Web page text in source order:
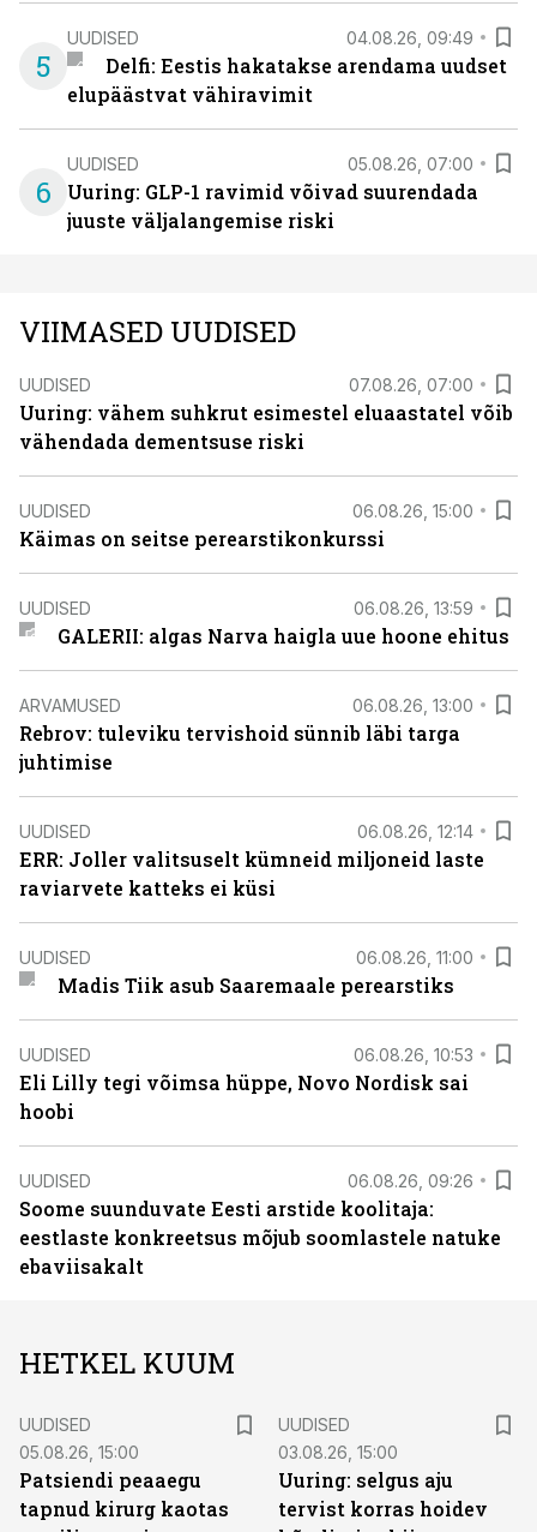
5
UUDISED 04.08.26, 09:49
Delfi: Eestis hakatakse arendama uudset
elupäästvat vähiravimit
6
UUDISED 05.08.26, 07:00
Uuring: GLP-1 ravimid võivad suurendada
juuste väljalangemise riski
VIIMASED UUDISED
UUDISED 07.08.26, 07:00
Uuring: vähem suhkrut esimestel eluaastatel võib
vähendada dementsuse riski
UUDISED 06.08.26, 15:00
Käimas on seitse perearstikonkurssi
UUDISED 06.08.26, 13:59
GALERII: algas Narva haigla uue hoone ehitus
ARVAMUSED 06.08.26, 13:00
Rebrov: tuleviku tervishoid sünnib läbi targa
juhtimise
UUDISED 06.08.26, 12:14
ERR: Joller valitsuselt kümneid miljoneid laste
raviarvete katteks ei küsi
UUDISED 06.08.26, 11:00
Madis Tiik asub Saaremaale perearstiks
UUDISED 06.08.26, 10:53
Eli Lilly tegi võimsa hüppe, Novo Nordisk sai
hoobi
UUDISED 06.08.26, 09:26
Soome suunduvate Eesti arstide koolitaja:
eestlaste konkreetsus mõjub soomlastele natuke
ebaviisakalt
HETKEL KUUM
UUDISED
05.08.26, 15:00
Patsiendi peaaegu
tapnud kirurg kaotas
UUDISED
03.08.26, 15:00
Uuring: selgus aju
tervist korras hoidev